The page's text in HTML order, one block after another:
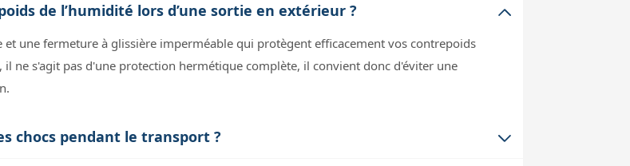
de l’humidité lors d’une sortie en extérieur ?
une fermeture à glissière imperméable qui protègent efficacement vos contrepoids
ne s'agit pas d'une protection hermétique complète, il convient donc d'éviter une
chocs pendant le transport ?